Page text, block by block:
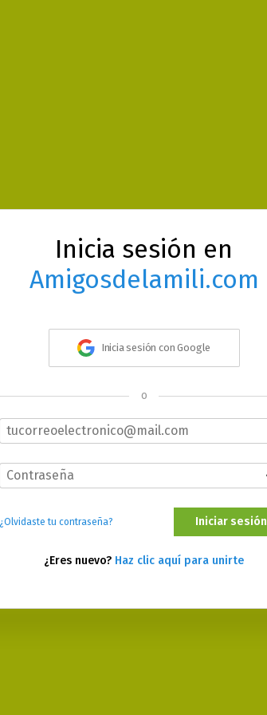
Inicia sesión en
Amigosdelamili.com
Inicia sesión con Google
o
¿Olvidaste tu contraseña? Iniciar sesión
¿Eres nuevo? Haz clic aquí para unirte